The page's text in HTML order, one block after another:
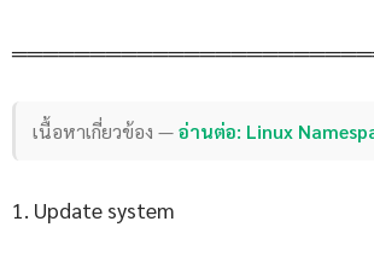
เนื้อหาเกี่ยวข้อง —อ่านต่อ: Linux
1. Update system